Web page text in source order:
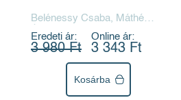
Belénessy Csaba, Máthé
Áron
Eredeti ár:
3 980 Ft
Online ár:
3 343 Ft
Kosárba